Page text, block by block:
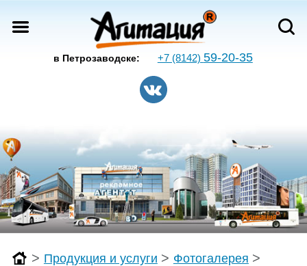
в Петрозаводске: +7 (8142) 59-20-35
> Продукция и услуги > Фотогалерея >